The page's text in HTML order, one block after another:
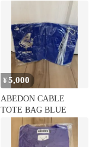
ブ 会報vol.8・美品
¥5,000
ABEDON CABLE
TOTE BAG BLUE